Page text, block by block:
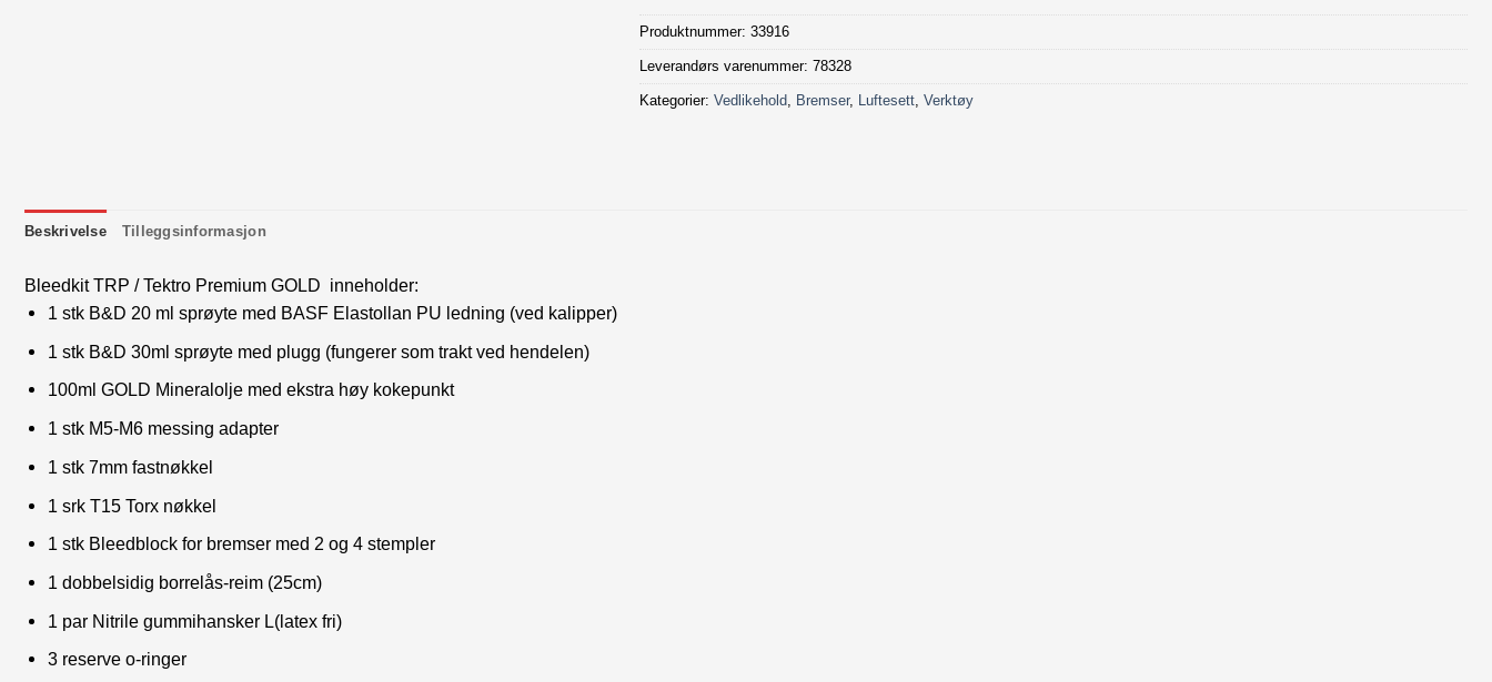
Produktnummer:33916
Leverandørs varenummer: 78328
Kategorier:Vedlikehold, Bremser, Luftesett,Verktøy
Beskrivelse Tilleggsinformasjon
Bleedkit TRP / Tektro Premium GOLD inneholder:
1 stk B&D 20 ml sprøyte med BASF Elastollan PU ledning (ved kalipper)
1 stk B&D 30ml sprøyte med plugg (fungerer som trakt ved hendelen)
100ml GOLD Mineralolje med ekstra høy kokepunkt
1 stk M5-M6 messing adapter
1 stk 7mm fastnøkkel
1 srk T15 Torx nøkkel
1 stk Bleedblock for bremser med 2 og 4 stempler
1 dobbelsidig borrelås-reim (25cm)
1 par Nitrile gummihansker L(latex fri)
3 reserve o-ringer